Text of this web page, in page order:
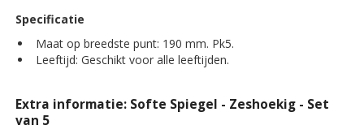
Specificatie
Maat op breedste punt: 190 mm. Pk5.
Leeftijd: Geschikt voor alle leeftijden.
Extra informatie: Softe Spiegel - Zeshoekig - Set
van 5